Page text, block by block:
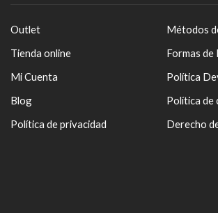
Outlet
Tienda online
Mi Cuenta
Blog
Política de privacidad
Métodos
Formas de
Política
Política de
Derecho